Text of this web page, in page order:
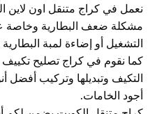
نعمل في كراج متنقل اون لاين
مشكلة ضعف البطارية
التشغيل أو إضاءة لمبة
كما نقوم في كراج تصليح تكييف
التكيف وتبديلها وتركيب أفضل
أجود الخامات.